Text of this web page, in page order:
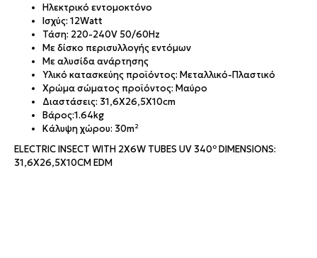
Ηλεκτρικό εντομοκτόνο
Ισχύς: 12Watt
Τάση: 220-240V 50/60Hz
Με δίσκο περισυλλογής εντόμων
Με αλυσίδα ανάρτησης
Υλικό κατασκεύης προϊόντος: Μεταλλικό-Πλαστικό
Χρώμα σώματος προϊόντος: Μαύρο
Διαστάσεις: 31,6X26,5X10cm
Βάρος:1.64kg
Κάλυψη χώρου: 30m²
ELECTRIC INSECT WITH 2X6W TUBES UV 340º DIMENSIONS:
31,6X26,5X10CM EDM